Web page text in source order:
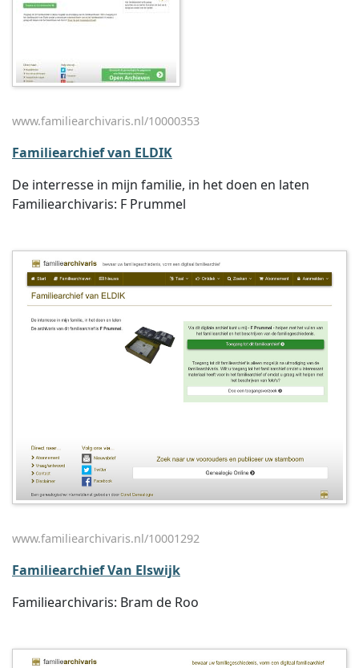
www.familiearchivaris.nl/10000353
Familiearchief van ELDIK
De interresse in mijn familie, in het doen en laten
Familiearchivaris: F Prummel
www.familiearchivaris.nl/10001292
Familiearchief Van Elswijk
Familiearchivaris: Bram de Roo